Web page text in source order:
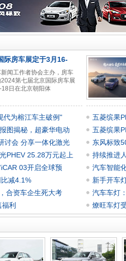
际房车展定于3月16-
闻工作者协会主办，房车
第七届北京国际房车展
日在北京朝阳体
代为榕江车主破例"
图揭秘，超豪华电动
讨会 分享一体化激光
PHEV 25.28万元起上
03开启全球预
减4.1%
合资车企生死大考
利
五菱缤果
五菱缤果
东风标致
持续推进
汽车智能
新手开车
汽车车灯
燎旺车灯